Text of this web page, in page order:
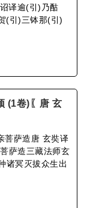
译逾(引)乃酤
(引)三钵那(引)
(1卷)〖唐 玄
菩萨造唐 玄奘译
萨造三藏法师玄
诸冥灭拔众生出